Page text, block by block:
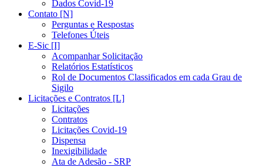
Dados Covid-19
Contato [N]
Perguntas e Respostas
Telefones Úteis
E-Sic [I]
Acompanhar Solicitação
Relatórios Estatísticos
Rol de Documentos Classificados em cada Grau de
Sigilo
Licitações e Contratos [L]
Licitações
Contratos
Licitações Covid-19
Dispensa
Inexigibilidade
Ata de Adesão - SRP